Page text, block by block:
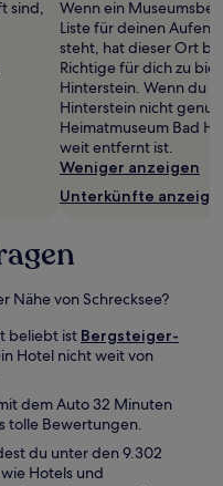
sind,
Wenn ein
Liste für deinen
steht, hat dieser Ort
Richtige für dich zu
Hinterstein. Wenn du
Hinterstein nicht
Heimatmuseum Bad
weit entfernt ist.
Weniger anzeigen
Unterkünfte
Nähe von Schrecksee?
beliebt ist Bergsteiger-
Hotel nicht weit von
dem Auto 32 Minuten
tolle Bewertungen.
du unter den 9.302
Hotels und